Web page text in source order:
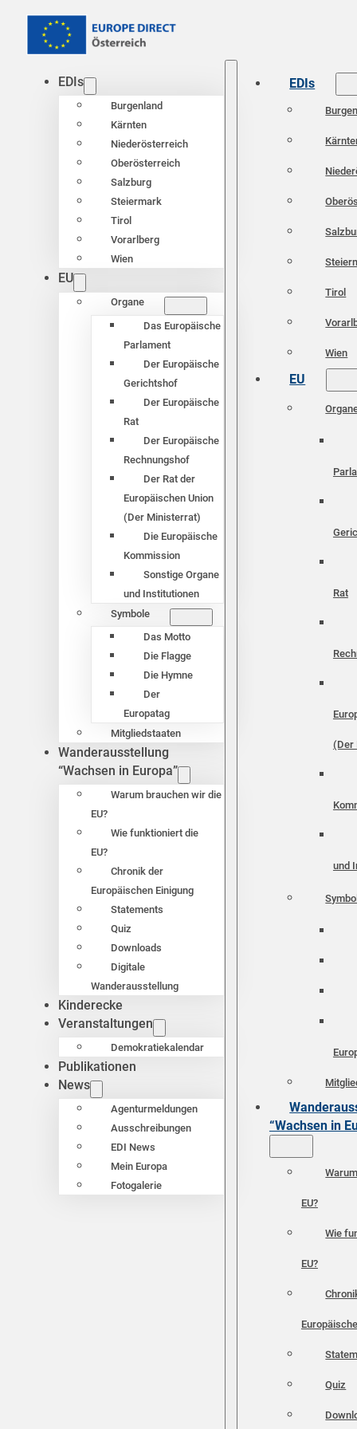
EDIs
Burgenland
Kärnten
Niederösterreich
Oberösterreich
Salzburg
Steiermark
Tirol
Vorarlberg
Wien
EU
Organe
Das Europäische
Parlament
Der Europäische
Gerichtshof
Der Europäische
Rat
Der Europäische
Rechnungshof
Der Rat der
Europäischen Union
(Der Ministerrat)
Die Europäische
Kommission
Sonstige Organe
und Institutionen
Symbole
Das Motto
Die Flagge
Die Hymne
Der
Europatag
Mitgliedstaaten
Wanderausstellung
“Wachsen in Europa”
Warum brauchen wir die
EU?
Wie funktioniert die
EU?
Chronik der
Europäischen Einigung
Statements
Quiz
Downloads
Digitale
Wanderausstellung
Kinderecke
Veranstaltungen
Demokratiekalendar
Publikationen
News
Agenturmeldungen
Ausschreibungen
EDI News
Mein Europa
Fotogalerie
EDIs
Tirol
Wien
EU
Rat
(Der
und
“Wachsen in
EU?
Wie
EU?
Quiz